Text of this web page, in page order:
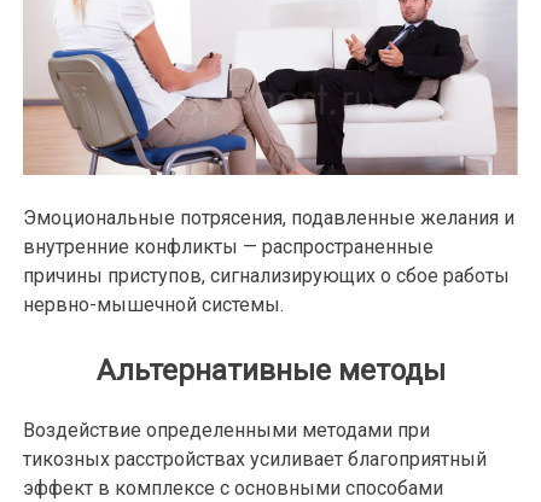
Эмоциональные потрясения, подавленные желания и
внутренние конфликты — распространенные
причины приступов, сигнализирующих о сбое работы
нервно-мышечной системы.
Альтернативные методы
Воздействие определенными методами при
тикозных расстройствах усиливает благоприятный
эффект в комплексе с основными способами